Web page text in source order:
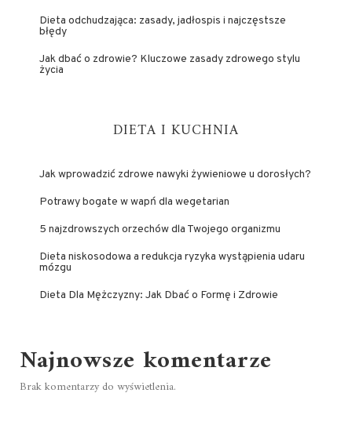
Dieta odchudzająca: zasady, jadłospis i najczęstsze
błędy
Jak dbać o zdrowie? Kluczowe zasady zdrowego stylu
życia
DIETA I KUCHNIA
Jak wprowadzić zdrowe nawyki żywieniowe u dorosłych?
Potrawy bogate w wapń dla wegetarian
5 najzdrowszych orzechów dla Twojego organizmu
Dieta niskosodowa a redukcja ryzyka wystąpienia udaru
mózgu
Dieta Dla Mężczyzny: Jak Dbać o Formę i Zdrowie
Najnowsze komentarze
Brak komentarzy do wyświetlenia.